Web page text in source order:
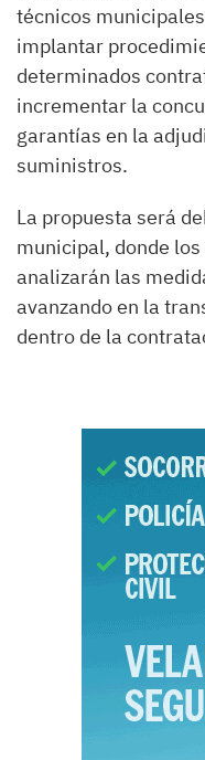
técnicos
implantar
determinados
incrementar la
garantías en la
suministros.
La propuesta será
municipal, donde
analizarán las
avanzando en la
dentro de la